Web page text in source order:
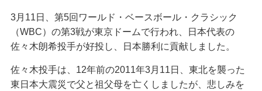
3月11日、第5回ワールド・ベースボール・クラシック
（WBC）の第3戦が東京ドームで行われ、日本代表の
佐々木朗希投手が好投し、日本勝利に貢献しました。
佐々木投手は、12年前の2011年3月11日、東北を襲った
東日本大震災で父と祖父母を亡くしましたが、悲しみを